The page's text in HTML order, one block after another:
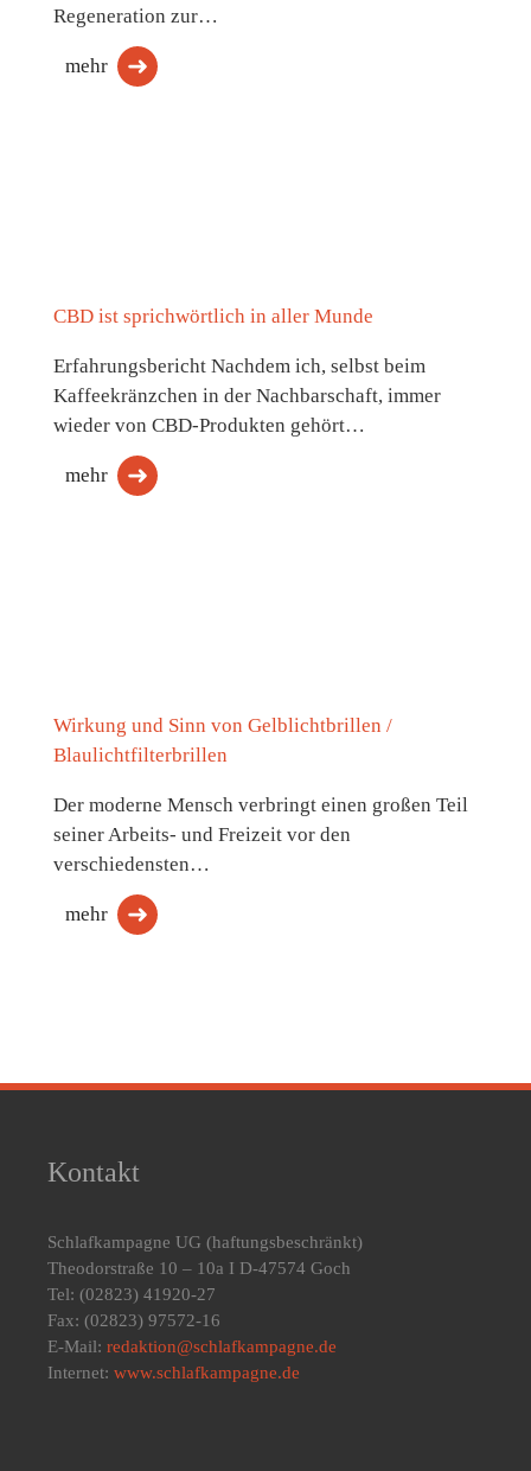
Regeneration zur…
mehr
CBD ist sprichwörtlich in aller Munde
Erfahrungsbericht Nachdem ich, selbst beim
Kaffeekränzchen in der Nachbarschaft, immer
wieder von CBD-Produkten gehört…
mehr
Wirkung und Sinn von Gelblichtbrillen /
Blaulichtfilterbrillen
Der moderne Mensch verbringt einen großen Teil
seiner Arbeits- und Freizeit vor den
verschiedensten…
mehr
Kontakt
Schlafkampagne UG (haftungsbeschränkt)
Theodorstraße 10 – 10a I D-47574 Goch
Tel: (02823) 41920-27
Fax: (02823) 97572-16
E-Mail: redaktion@schlafkampagne.de
Internet: www.schlafkampagne.de